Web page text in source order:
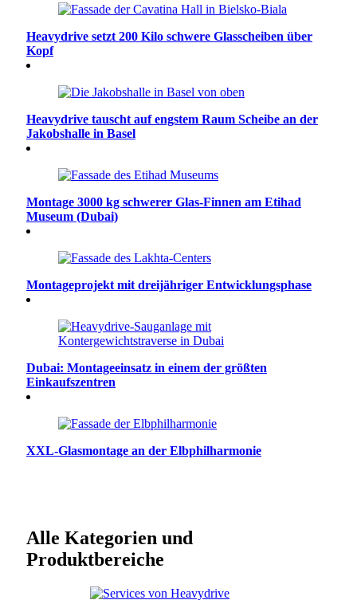
Heavydrive setzt 200 Kilo schwere Glasscheiben über
Kopf
Heavydrive tauscht auf engstem Raum Scheibe an der
Jakobshalle in Basel
Montage 3000 kg schwerer Glas-Finnen am Etihad
Museum (Dubai)
Montageprojekt mit dreijähriger Entwicklungsphase
Dubai: Montageeinsatz in einem der größten
Einkaufszentren
XXL-Glasmontage an der Elbphilharmonie
Alle Kategorien und
Produktbereiche